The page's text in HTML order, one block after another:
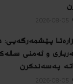
پێشمەرگەیی:
و ئەمنی
پەسەندكرن